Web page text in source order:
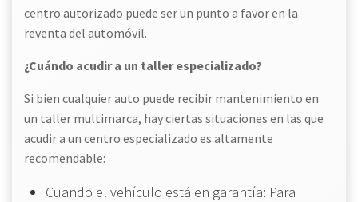
centro autorizado puede ser un punto a favor en la
reventa del automóvil.
¿Cuándo acudir a un taller especializado?
Si bien cualquier auto puede recibir mantenimiento en
un taller multimarca, hay ciertas situaciones en las que
acudir a un centro especializado es altamente
recomendable:
Cuando el vehículo está en garantía: Para